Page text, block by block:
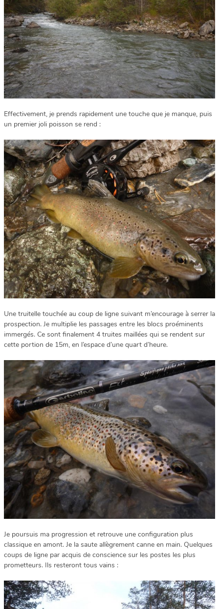
Effectivement, je prends rapidement une touche que je manque, puis
un premier joli poisson se rend :
Une truitelle touchée au coup de ligne suivant m’encourage à serrer la
prospection. Je multiplie les passages entre les blocs proéminents
immergés. Ce sont finalement 4 truites maillées qui se rendent sur
cette portion de 15m, en l’espace d’une quart d’heure.
Je poursuis ma progression et retrouve une configuration plus
classique en amont. Je la saute allègrement canne en main. Quelques
coups de ligne par acquis de conscience sur les postes les plus
prometteurs. Ils resteront tous vains :